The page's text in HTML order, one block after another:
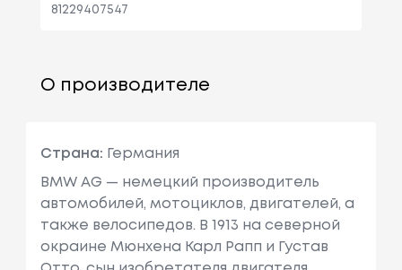
81229407547
О производителе
Страна: Германия
BMW AG — немецкий производитель
автомобилей, мотоциклов, двигателей, а
также велосипедов. В 1913 на северной
окраине Мюнхена Карл Рапп и Густав